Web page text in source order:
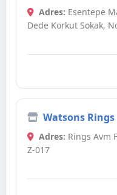
Adres: Esentepe
Dede Korkut Sokak,
Watsons Rings
Adres: Rings Avm
Z-017